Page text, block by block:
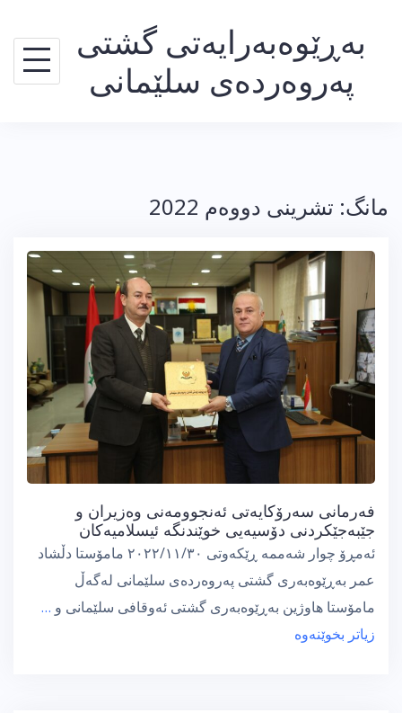
بەڕێوەبەرایەتی گشتی
پەروەردەی سلێمانی
مانگ: تشرینی دووه‌م 2022
فەرمانی سەرۆکایەتی ئەنجوومەنی وەزیران و
جێبەجێکردنی دۆسیەیی خوێندنگە ئیسلامیەکان
ئەمڕۆ چوار شەممە ڕێکەوتی ٢٠٢٢/١١/٣٠ مامۆستا دڵشاد
عمر بەڕێوەبەری گشتی پەروەردەی سلێمانی لەگەڵ
مامۆستا هاوژین بەڕێوەبەری گشتی ئەوقافی سلێمانی و …
زیاتر بخوێنەوە